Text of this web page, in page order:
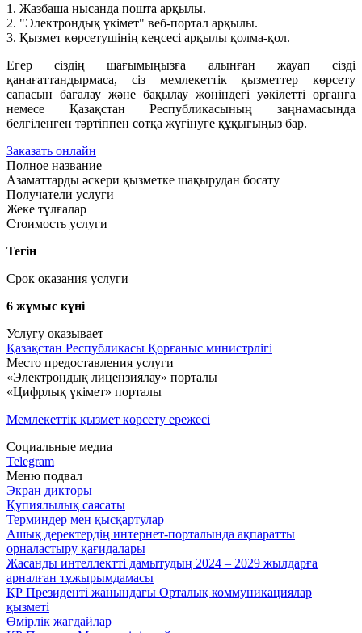
1. Жазбаша нысанда пошта арқылы.
2. "Электрондық үкімет" веб-портал арқылы.
3. Қызмет көрсетушінің кеңсесі арқылы қолма-қол.
Егер сіздің шағымыңызға алынған жауап сізді
қанағаттандырмаса, сіз мемлекеттік қызметтер көрсету
сапасын бағалау және бақылау жөніндегі уәкілетті органға
немесе Қазақстан Республикасының заңнамасында
белгіленген тәртіппен сотқа жүгінуге құқығыңыз бар.
Заказать онлайн
Полное название
Азаматтарды әскери қызметке шақырудан босату
Получатели услуги
Жеке тұлғалар
Стоимость услуги
Тегін
Срок оказания услуги
6 жұмыс күні
Услугу оказывает
Қазақстан Республикасы Қорғаныс министрлігі
Место предоставления услуги
«Электрондық лицензиялау» порталы
«Цифрлық үкімет» порталы
Мемлекеттік қызмет көрсету ережесі
Социальные медиа
Telegram
Меню подвал
Экран дикторы
Құпиялылық саясаты
Терминдер мен қысқартулар
Ашық деректердің интернет-порталында ақпаратты
орналастыру қағидалары
Жасанды интеллектті дамытудың 2024 – 2029 жылдарға
арналған тұжырымдамасы
ҚР Президенті жанындағы Орталық коммуникациялар
қызметі
Өмірлік жағдайлар